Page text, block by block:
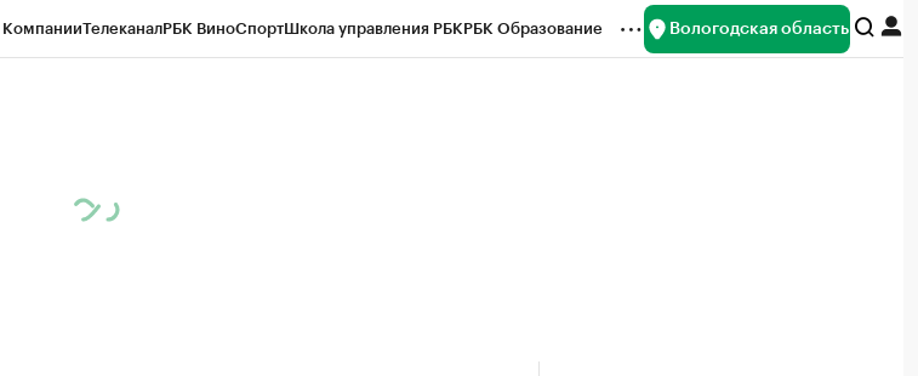
КомпанииТелеканалРБК ВиноСпортШкола управления РБКРБК Образование Вологодская область